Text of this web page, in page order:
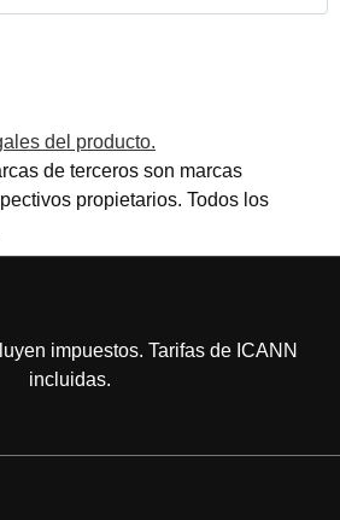
del producto.
de terceros son marcas
propietarios. Todos los
impuestos. Tarifas de ICANN
incluidas.